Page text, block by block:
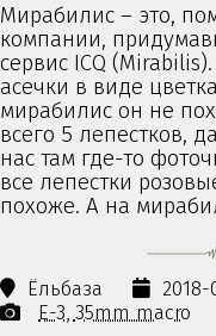
Мирабилис – это,
компании,
сервис ICQ
асечки в виде
мирабилис он не
всего 5 лепестков,
нас там где-то
все лепестки
похоже. А на
Ёльбаза 2018-
E-3 35mm macro